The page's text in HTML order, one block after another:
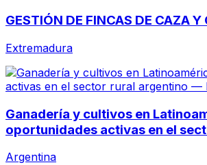
GESTIÓN DE FINCAS DE CAZA Y
Extremadura
Ganadería y cultivos en
oportunidades activas en el
Argentina